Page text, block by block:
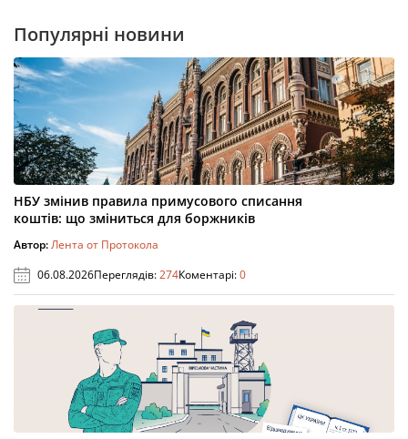
Популярні новини
НБУ змінив правила примусового списання
коштів: що зміниться для боржників
Автор:Лента от Протокола
06.08.2026Переглядів:274Коментарі:0